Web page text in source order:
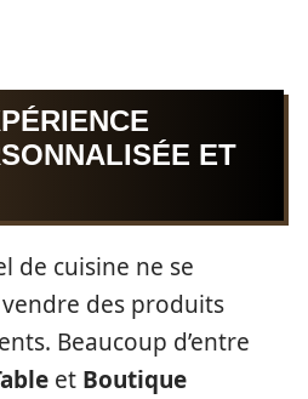
ET
de cuisine ne se
des produits
Beaucoup d’entre
et Boutique